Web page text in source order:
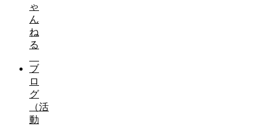
ゃ
ん
ね
る
ブ
ロ
グ
（活
動
ブログ（活動報告）
慌てず、騒がず、正しく警戒を。緊急事態宣言が発令さ
‪お知らせ
「地域サポーター」としてご参加下さい